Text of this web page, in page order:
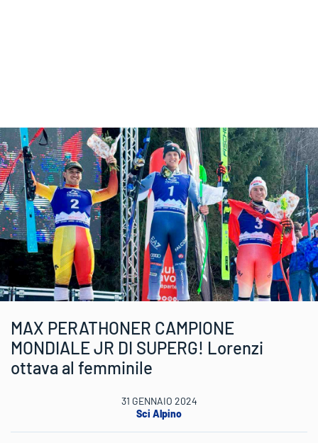
MAX PERATHONER CAMPIONE
MONDIALE JR DI SUPERG! Lorenzi
ottava al femminile
31 GENNAIO 2024
Sci Alpino